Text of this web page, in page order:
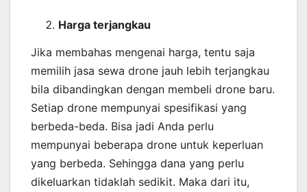
Harga terjangkau
Jika membahas mengenai harga, tentu saja
memilih jasa sewa drone jauh lebih terjangkau
bila dibandingkan dengan membeli drone baru.
Setiap drone mempunyai spesifikasi yang
berbeda-beda. Bisa jadi Anda perlu
mempunyai beberapa drone untuk keperluan
yang berbeda. Sehingga dana yang perlu
dikeluarkan tidaklah sedikit. Maka dari itu,